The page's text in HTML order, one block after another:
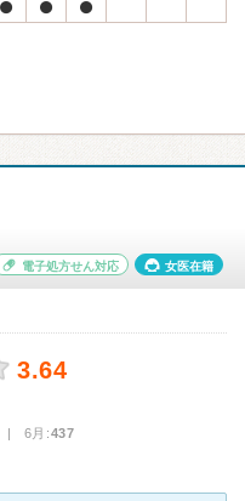
電子処方せん対応 女医在籍
3.64
| 6月:437